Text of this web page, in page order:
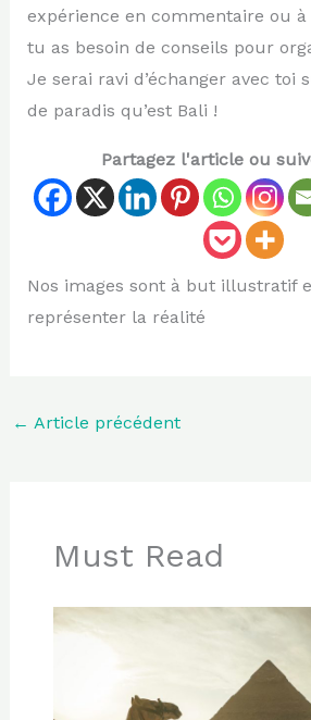
expérience en commentaire ou
tu as besoin de conseils pour
Je serai ravi d’échanger avec toi
de paradis qu’est Bali !
Partagez l'article ou
Nos images sont à but illustratif
représenter la réalité
← Article précédent
Must Read